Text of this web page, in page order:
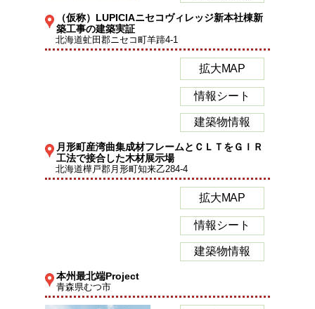
（仮称）LUPICIAニセコヴィレッジ新本社棟新
築工事の建築実証
北海道虻田郡ニセコ町羊蹄4-1
拡大MAP
情報シート
建築物情報
月形町産湾曲集成材フレームとＣＬＴをＧＩＲ
工法で接合した木材展示場
北海道樺戸郡月形町知来乙284-4
拡大MAP
情報シート
建築物情報
本州最北端Project
青森県むつ市